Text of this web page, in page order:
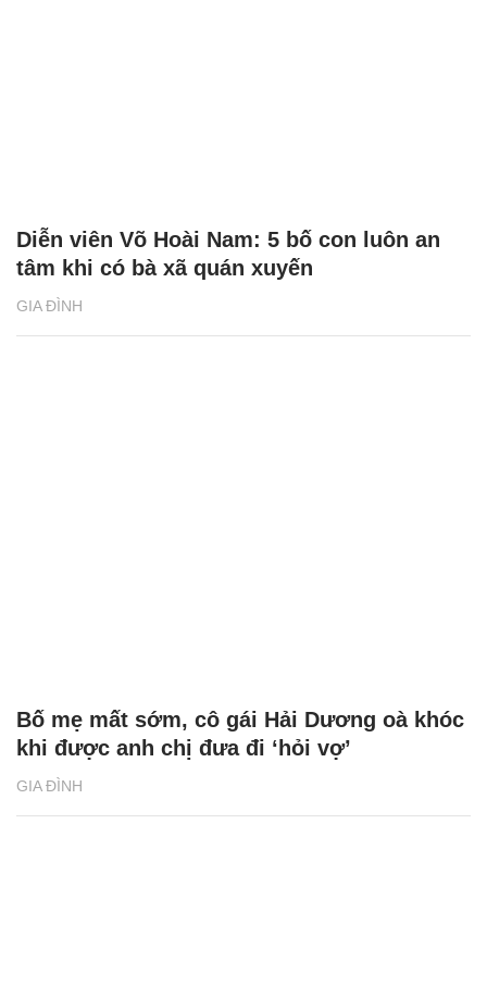
GIA ĐÌNH
Diễn viên Võ Hoài Nam: 5 bố con luôn an
tâm khi có bà xã quán xuyến
GIA ĐÌNH
Bố mẹ mất sớm, cô gái Hải Dương oà khóc
khi được anh chị đưa đi ‘hỏi vợ’